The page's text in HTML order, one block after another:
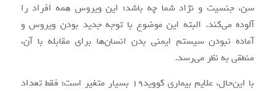
سن‌، جنسیت و نژاد شما چه باشد؛ این ویروس همه افراد را
آلوده می‌کند. البته این موضوع با توجه جدید بودن ویروس و
آماده نبودن سیستم ایمنی بدن انسان‌ها برای مقابله با آن،
منطقی به نظر می‌رسد.
با این‌حال، علایم بیماری کووید۱۹ بسیار متغیر است؛ فقط تعداد